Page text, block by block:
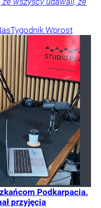
Tygodnik Wprost
Podkarpacia.
przyjęcia